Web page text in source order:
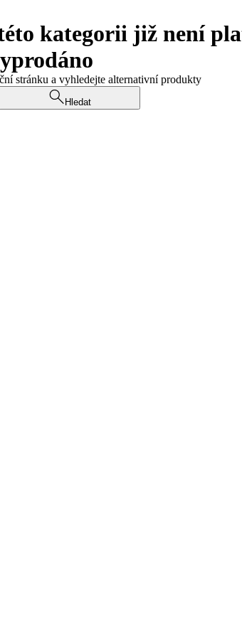
kategorii již není
stránku a vyhledejte alternativní produkty
Hledat